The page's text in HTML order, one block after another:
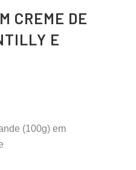
CREME DE
E
(100g) em